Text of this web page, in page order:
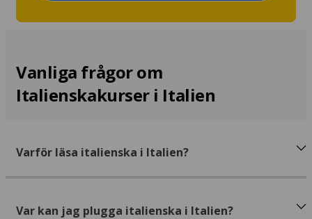
Vanliga frågor om
Italienskakurser i Italien
Varför läsa italienska i Italien?
Var kan jag plugga italienska i Italien?